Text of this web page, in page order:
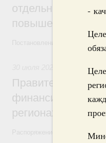
-
отдельных видов
повышения
Малое и
Правительство
финансирование
регионах
Распоряжение от 30 июля